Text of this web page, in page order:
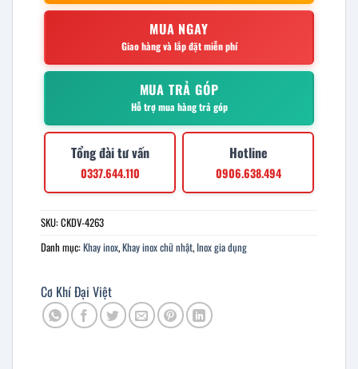
MUA NGAY
Giao hàng và lắp đặt miễn phí
MUA TRẢ GÓP
Hỗ trợ mua hàng trả góp
Tổng đài tư vấn
0337.644.110
Hotline
0906.638.494
SKU:CKDV-4263
Danh mục:Khay inox,Khay inox chữ nhật, Inox gia dụng
Cơ Khí Đại Việt